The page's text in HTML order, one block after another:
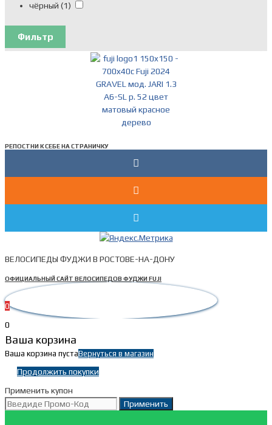
чёрный (1)
Фильтр
РЕПОСТНИ К СЕБЕ НА СТРАНИЧКУ
ВЕЛОСИПЕДЫ ФУДЖИ В РОСТОВЕ-НА-ДОНУ
ОФИЦИАЛЬНЫЙ САЙТ ВЕЛОСИПЕДОВ ФУДЖИ FUJI
0
0
Ваша корзина
Ваша корзина пустаВернуться в магазин
Продолжить покупки
Применить купон
Применить